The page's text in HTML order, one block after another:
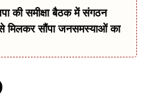
की समीक्षा बैठक में संगठन
मिलकर सौंपा जनसमस्याओं का